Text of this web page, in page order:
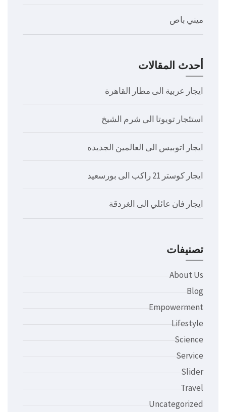
ميني باص
أحدث المقالات
ايجار عربية الى مطار القاهرة
استئجار تويوتا الى شرم الشيخ
ايجار اتوبيس الى العالمين الجديده
ايجار كوستر 21 راكب الى بورسعيد
ايجار فان عائلي الى الغردقة
تصنيفات
About Us
Blog
Empowerment
Lifestyle
Science
Service
Slider
Travel
Uncategorized